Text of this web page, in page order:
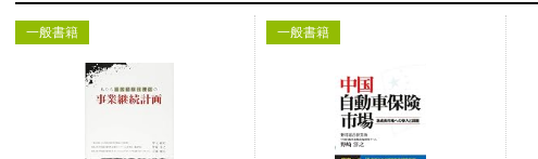
一般書籍 一般書籍